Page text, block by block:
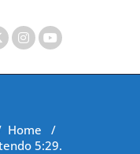
Home /
5:29.